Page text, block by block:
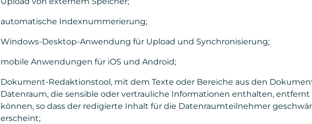
automatische Indexnummerierung;
Windows-Desktop-Anwendung für Upload und Synchronisierung;
mobile Anwendungen für iOS und Android;
Dokument-Redaktionstool, mit dem Texte oder Bereiche aus den
Datenraum, die sensible oder vertrauliche Informationen enthalten,
können, so dass der redigierte Inhalt für die Datenraumteilnehmer
erscheint;